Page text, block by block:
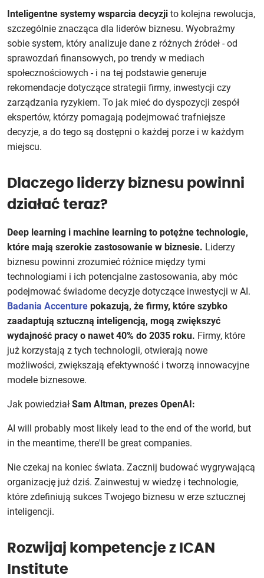
Inteligentne systemy wsparcia decyzji to kolejna rewolucja,
szczególnie znacząca dla liderów biznesu. Wyobraźmy
sobie system, który analizuje dane z różnych źródeł - od
sprawozdań finansowych, po trendy w mediach
społecznościowych - i na tej podstawie generuje
rekomendacje dotyczące strategii firmy, inwestycji czy
zarządzania ryzykiem. To jak mieć do dyspozycji zespół
ekspertów, którzy pomagają podejmować trafniejsze
decyzje, a do tego są dostępni o każdej porze i w każdym
miejscu.
Dlaczego liderzy biznesu powinni
działać teraz?
Deep learning i machine learning to potężne technologie,
które mają szerokie zastosowanie w biznesie. Liderzy
biznesu powinni zrozumieć różnice między tymi
technologiami i ich potencjalne zastosowania, aby móc
podejmować świadome decyzje dotyczące inwestycji w AI.
Badania Accenture pokazują, że firmy, które szybko
zaadaptują sztuczną inteligencją, mogą zwiększyć
wydajność pracy o nawet 40% do 2035 roku. Firmy, które
już korzystają z tych technologii, otwierają nowe
możliwości, zwiększają efektywność i tworzą innowacyjne
modele biznesowe.
Jak powiedział Sam Altman, prezes OpenAI:
AI will probably most likely lead to the end of the world, but
in the meantime, there'll be great companies.
Nie czekaj na koniec świata. Zacznij budować wygrywającą
organizację już dziś. Zainwestuj w wiedzę i technologie,
które zdefiniują sukces Twojego biznesu w erze sztucznej
inteligencji.
Rozwijaj kompetencje z ICAN
Institute